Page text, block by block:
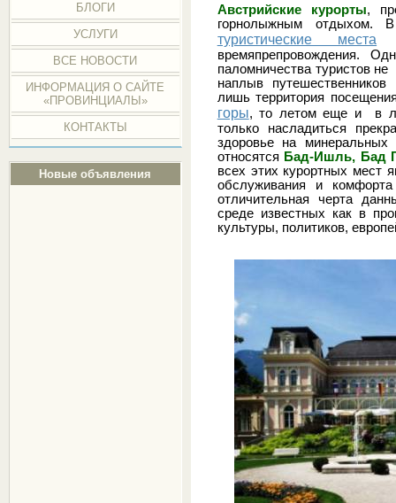
БЛОГИ
УСЛУГИ
ВСЕ НОВОСТИ
ИНФОРМАЦИЯ О САЙТЕ
«ПРОВИНЦИАЛЫ»
КОНТАКТЫ
Новые объявления
Австрийские курорты,
горнолыжным отдыхом. В
туристические места
времяпрепровождения.
паломничества туристов
наплыв
лишь территория
горы, то летом еще и в
только насладиться
здоровье на
относятся Бад-Ишль, Бад
всех этих курортных мест
обслуживания и
отличительная черта
среде известных как в
культуры, политиков,